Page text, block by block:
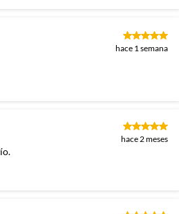
hace 1 semana
hace 2 meses